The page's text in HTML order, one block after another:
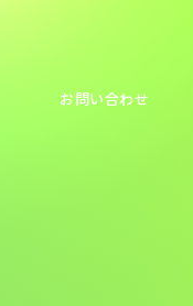
お問い合わせ